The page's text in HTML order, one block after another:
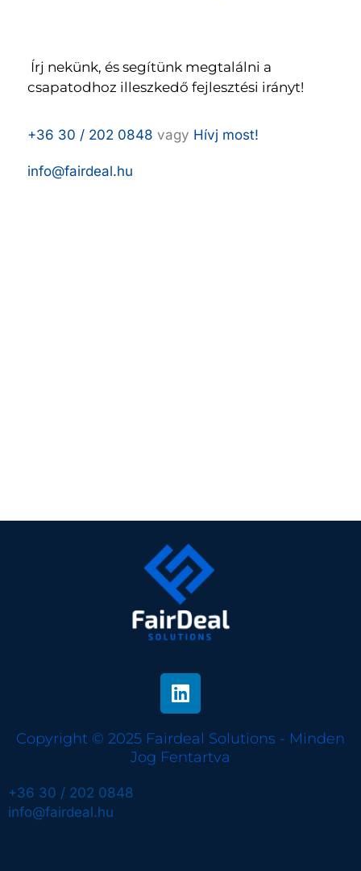
Írj nekünk, és segítünk megtalálni a
csapatodhoz illeszkedő fejlesztési irányt!
+36 30 / 202 0848 vagy Hívj most!
info@fairdeal.hu
Copyright © 2025 Fairdeal Solutions - Minden
Jog Fentartva
+36 30 / 202 0848
info@fairdeal.hu